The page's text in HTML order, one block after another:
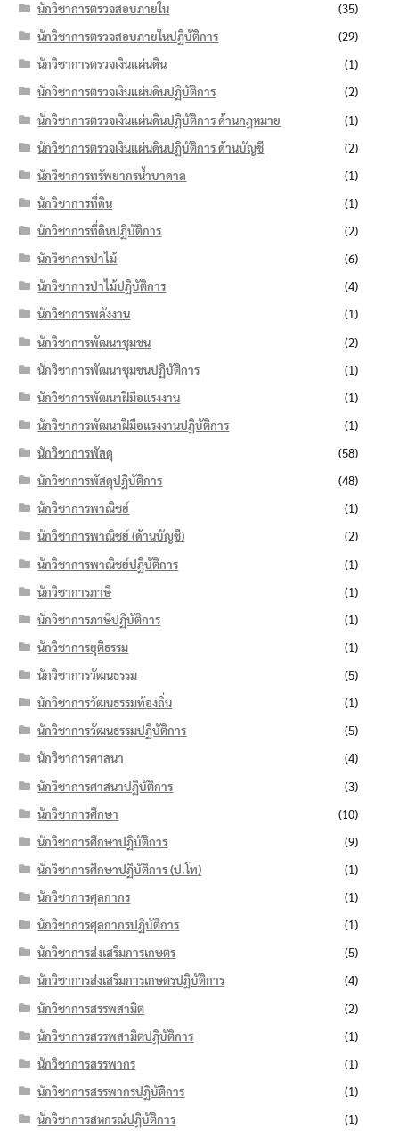
นักวิชาการตรวจสอบภายใน
(35)
นักวิชาการตรวจสอบภายในปฏิบัติการ
(29)
นักวิชาการตรวจเงินแผ่นดิน
(1)
นักวิชาการตรวจเงินแผ่นดินปฏิบัติการ
(2)
นักวิชาการตรวจเงินแผ่นดินปฏิบัติการ ด้านกฎหมาย
(1)
นักวิชาการตรวจเงินแผ่นดินปฏิบัติการ ด้านบัญชี
(2)
นักวิชาการทรัพยากรน้ำบาดาล
(1)
นักวิชาการที่ดิน
(1)
นักวิชาการที่ดินปฏิบัติการ
(2)
นักวิชาการป่าไม้
(6)
นักวิชาการป่าไม้ปฏิบัติการ
(4)
นักวิชาการพลังงาน
(1)
นักวิชาการพัฒนาชุมชน
(2)
นักวิชาการพัฒนาชุมชนปฏิบัติการ
(1)
นักวิชาการพัฒนาฝีมือแรงงาน
(1)
นักวิชาการพัฒนาฝีมือแรงงานปฏิบัติการ
(1)
นักวิชาการพัสดุ
(58)
นักวิชาการพัสดุปฏิบัติการ
(48)
นักวิชาการพาณิชย์
(1)
นักวิชาการพาณิชย์ (ด้านบัญชี)
(2)
นักวิชาการพาณิชย์ปฏิบัติการ
(1)
นักวิชาการภาษี
(1)
นักวิชาการภาษีปฏิบัติการ
(1)
นักวิชาการยุติธรรม
(1)
นักวิชาการวัฒนธรรม
(5)
นักวิชาการวัฒนธรรมท้องถิ่น
(1)
นักวิชาการวัฒนธรรมปฏิบัติการ
(5)
นักวิชาการศาสนา
(4)
นักวิชาการศาสนาปฏิบัติการ
(3)
นักวิชาการศึกษา
(10)
นักวิชาการศึกษาปฏิบัติการ
(9)
นักวิชาการศึกษาปฏิบัติการ (ป.โท)
(1)
นักวิชาการศุลกากร
(1)
นักวิชาการศุลกากรปฏิบัติการ
(1)
นักวิชาการส่งเสริมการเกษตร
(5)
นักวิชาการส่งเสริมการเกษตรปฏิบัติการ
(4)
นักวิชาการสรรพสามิต
(2)
นักวิชาการสรรพสามิตปฏิบัติการ
(1)
นักวิชาการสรรพากร
(1)
นักวิชาการสรรพากรปฏิบัติการ
(1)
นักวิชาการสหกรณ์ปฏิบัติการ
(1)